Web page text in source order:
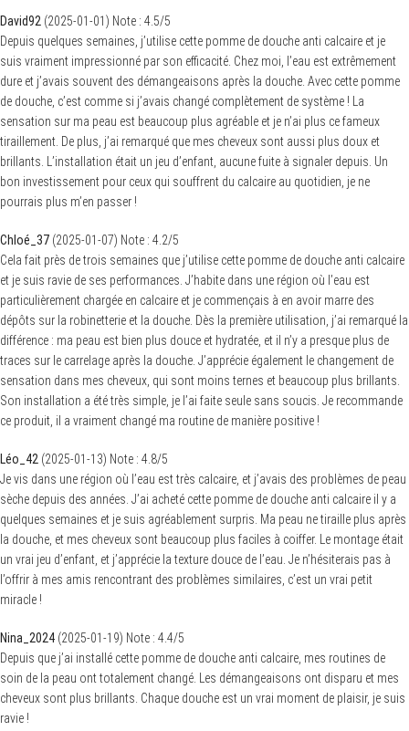
David92 (2025-01-01) Note : 4.5/5
Depuis quelques semaines, j’utilise cette pomme de douche anti calcaire et je
suis vraiment impressionné par son efficacité. Chez moi, l’eau est extrêmement
dure et j’avais souvent des démangeaisons après la douche. Avec cette pomme
de douche, c’est comme si j’avais changé complètement de système ! La
sensation sur ma peau est beaucoup plus agréable et je n’ai plus ce fameux
tiraillement. De plus, j’ai remarqué que mes cheveux sont aussi plus doux et
brillants. L’installation était un jeu d’enfant, aucune fuite à signaler depuis. Un
bon investissement pour ceux qui souffrent du calcaire au quotidien, je ne
pourrais plus m’en passer !
Chloé_37 (2025-01-07) Note : 4.2/5
Cela fait près de trois semaines que j’utilise cette pomme de douche anti calcaire
et je suis ravie de ses performances. J’habite dans une région où l’eau est
particulièrement chargée en calcaire et je commençais à en avoir marre des
dépôts sur la robinetterie et la douche. Dès la première utilisation, j’ai remarqué la
différence : ma peau est bien plus douce et hydratée, et il n’y a presque plus de
traces sur le carrelage après la douche. J’apprécie également le changement de
sensation dans mes cheveux, qui sont moins ternes et beaucoup plus brillants.
Son installation a été très simple, je l’ai faite seule sans soucis. Je recommande
ce produit, il a vraiment changé ma routine de manière positive !
Léo_42 (2025-01-13) Note : 4.8/5
Je vis dans une région où l’eau est très calcaire, et j’avais des problèmes de peau
sèche depuis des années. J’ai acheté cette pomme de douche anti calcaire il y a
quelques semaines et je suis agréablement surpris. Ma peau ne tiraille plus après
la douche, et mes cheveux sont beaucoup plus faciles à coiffer. Le montage était
un vrai jeu d’enfant, et j’apprécie la texture douce de l’eau. Je n’hésiterais pas à
l’offrir à mes amis rencontrant des problèmes similaires, c’est un vrai petit
miracle !
Nina_2024 (2025-01-19) Note : 4.4/5
Depuis que j’ai installé cette pomme de douche anti calcaire, mes routines de
soin de la peau ont totalement changé. Les démangeaisons ont disparu et mes
cheveux sont plus brillants. Chaque douche est un vrai moment de plaisir, je suis
ravie !